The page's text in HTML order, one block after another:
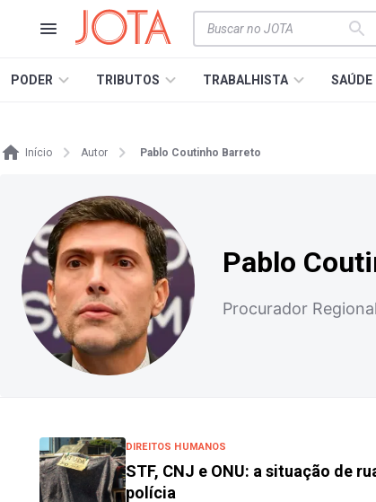
PODER TRIBUTOS TRABALHISTA SAÚDE
Início Autor Pablo Coutinho Barreto
Pablo
Procurador
DIREITOS HUMANOS
STF, CNJ e ONU: a situação de
polícia